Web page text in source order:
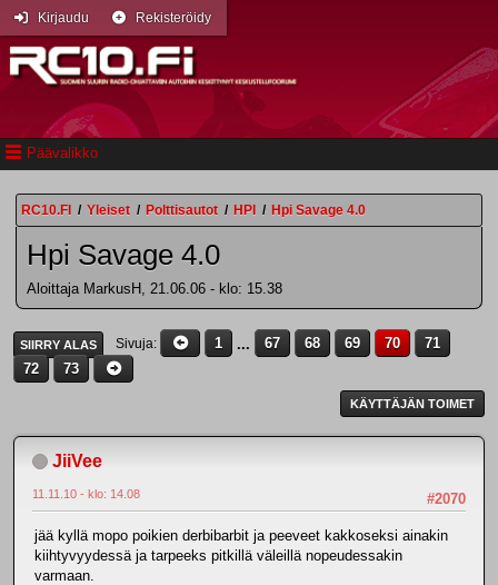
Päävalikko
Kirjaudu Rekisteröidy
RC10.FI / Yleiset / Polttisautot / HPI / Hpi Savage 4.0
Hpi Savage 4.0
Aloittaja MarkusH, 21.06.06 - klo: 15.38
SIIRRY ALAS Sivuja 1 ... 67 68 69 70
71
72
73
KÄYTTÄJÄN TOIMET
JiiVee
#2070
11.11.10 - klo: 14.08
jää kyllä mopo poikien derbibarbit ja peeveet kakkoseksi ainakin
kiihtyvyydessä ja tarpeeks pitkillä väleillä nopeudessakin
varmaan.